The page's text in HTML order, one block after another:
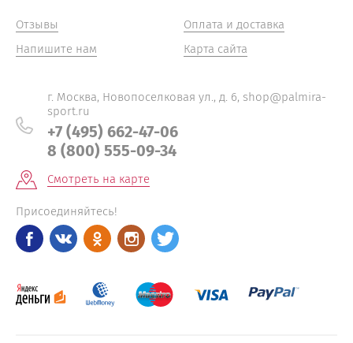
Отзывы
Напишите нам
Оплата и доставка
Карта сайта
г. Москва, Новопоселковая ул., д. 6, shop@palmira-
sport.ru
+7 (495) 662-47-06
8 (800) 555-09-34
Смотреть на карте
Присоединяйтесь!